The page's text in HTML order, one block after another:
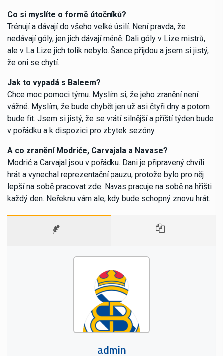
Co si myslíte o formě útočníků?
Trénují a dávají do všeho velké úsilí. Není pravda, že
nedávají góly, jen jich dávají méně. Dali góly v Lize mistrů,
ale v La Lize jich tolik nebylo. Šance přijdou a jsem si jistý,
že oni se chytí.
Jak to vypadá s Baleem?
Chce moc pomoci týmu. Myslím si, že jeho zranění není
vážné. Myslím, že bude chybět jen už asi čtyři dny a potom
bude fit. Jsem si jistý, že se vrátí silnější a příští týden bude
v pořádku a k dispozici pro zbytek sezóny.
A co zranění Modriće, Carvajala a Navase?
Modrić a Carvajal jsou v pořádku. Dani je připravený chvíli
hrát a vynechal reprezentační pauzu, protože bylo pro něj
lepší na sobě pracovat zde. Navas pracuje na sobě na hřišti
každý den. Neřeknu vám ale, kdy bude schopný znovu hrát.
admin